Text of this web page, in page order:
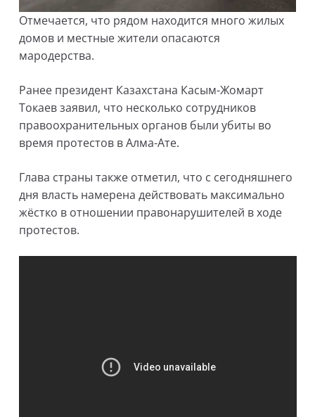
Отмечается, что рядом находится много жилых
домов и местные жители опасаются
мародерства.
Ранее президент Казахстана Касым-Жомарт
Токаев заявил, что несколько сотрудников
правоохранительных органов были убиты во
время протестов в Алма-Ате.
Глава страны также отметил, что с сегодняшнего
дня власть намерена действовать максимально
жёстко в отношении правонарушителей в ходе
протестов.